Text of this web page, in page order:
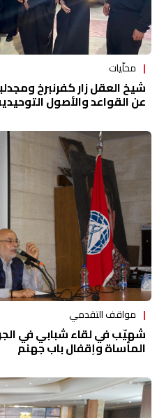
محلّيات
شيخ العقل زار كفرنبرخ
عن القواعد والأصول
مواقف التقدمي
شهيّب في لقاء شبابي في
المأساة وإقفال باب جهنم